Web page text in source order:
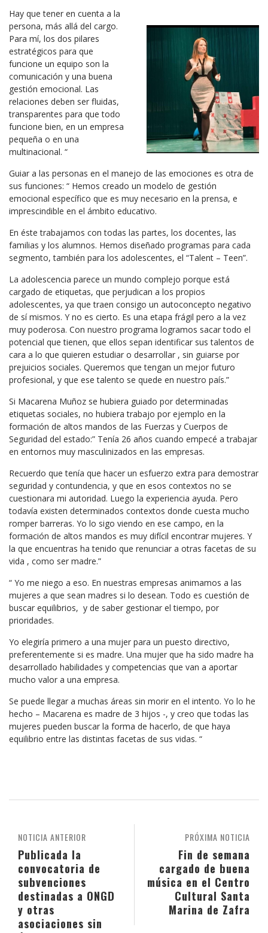
Hay que tener en cuenta a la
persona, más allá del cargo.
Para mí, los dos pilares
estratégicos para que
funcione un equipo son la
comunicación y una buena
gestión emocional. Las
relaciones deben ser fluidas,
transparentes para que todo
funcione bien, en un empresa
pequeña o en una
multinacional. “
Guiar a las personas en el manejo de las emociones es otra de
sus funciones: “ Hemos creado un modelo de gestión
emocional específico que es muy necesario en la prensa, e
imprescindible en el ámbito educativo.
En éste trabajamos con todas las partes, los docentes, las
familias y los alumnos. Hemos diseñado programas para cada
segmento, también para los adolescentes, el “Talent – Teen”.
La adolescencia parece un mundo complejo porque está
cargado de etiquetas, que perjudican a los propios
adolescentes, ya que traen consigo un autoconcepto negativo
de sí mismos. Y no es cierto. Es una etapa frágil pero a la vez
muy poderosa. Con nuestro programa logramos sacar todo el
potencial que tienen, que ellos sepan identificar sus talentos de
cara a lo que quieren estudiar o desarrollar , sin guiarse por
prejuicios sociales. Queremos que tengan un mejor futuro
profesional, y que ese talento se quede en nuestro país.”
Si Macarena Muñoz se hubiera guiado por determinadas
etiquetas sociales, no hubiera trabajo por ejemplo en la
formación de altos mandos de las Fuerzas y Cuerpos de
Seguridad del estado:” Tenía 26 años cuando empecé a trabajar
en entornos muy masculinizados en las empresas.
Recuerdo que tenía que hacer un esfuerzo extra para demostrar
seguridad y contundencia, y que en esos contextos no se
cuestionara mi autoridad. Luego la experiencia ayuda. Pero
todavía existen determinados contextos donde cuesta mucho
romper barreras. Yo lo sigo viendo en ese campo, en la
formación de altos mandos es muy difícil encontrar mujeres. Y
la que encuentras ha tenido que renunciar a otras facetas de su
vida , como ser madre.”
“ Yo me niego a eso. En nuestras empresas animamos a las
mujeres a que sean madres si lo desean. Todo es cuestión de
buscar equilibrios, y de saber gestionar el tiempo, por
prioridades.
Yo elegiría primero a una mujer para un puesto directivo,
preferentemente si es madre. Una mujer que ha sido madre ha
desarrollado habilidades y competencias que van a aportar
mucho valor a una empresa.
Se puede llegar a muchas áreas sin morir en el intento. Yo lo he
hecho – Macarena es madre de 3 hijos -, y creo que todas las
mujeres pueden buscar la forma de hacerlo, de que haya
equilibrio entre las distintas facetas de sus vidas. “
PRÓXIMA NOTICIA
Fin de semana
cargado de buena
música en el Centro
Cultural Santa
Marina de Zafra
NOTICIA ANTERIOR
Publicada la
convocatoria de
subvenciones
destinadas a ONGD
y otras
asociaciones sin